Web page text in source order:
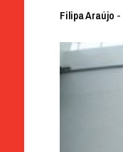
Filipa Araújo -